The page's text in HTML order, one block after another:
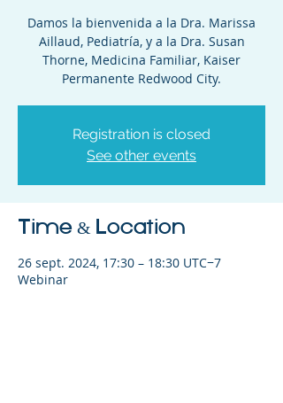
Damos la bienvenida a la Dra. Marissa
Aillaud, Pediatría, y a la Dra. Susan
Thorne, Medicina Familiar, Kaiser
Permanente Redwood City.
Registration is closed
See other events
Time & Location
26 sept. 2024, 17:30 – 18:30 UTC−7
Webinar